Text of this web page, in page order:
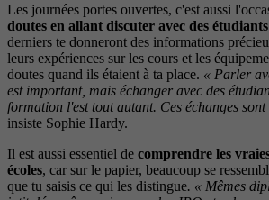
Les journées portes ouvertes, c'est aussi
doutes en allant discuter avec des étudiants
derniers te donneront des informations
leurs expériences sur les cours et les
doutes quand ils étaient à ta place. « Parler
est important, mais échanger avec des
formation l'est tout autant. Ces échanges
insiste Sophie Hardy.
Il est aussi essentiel de comprendre les
écoles, car sur le papier, beaucoup se
que tu saisis ce qui les distingue. « Mêmes